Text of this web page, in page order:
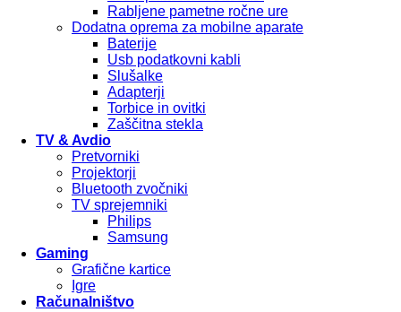
Rabljene pametne ročne ure
Dodatna oprema za mobilne aparate
Baterije
Usb podatkovni kabli
Slušalke
Adapterji
Torbice in ovitki
Zaščitna stekla
TV & Avdio
Pretvorniki
Projektorji
Bluetooth zvočniki
TV sprejemniki
Philips
Samsung
Gaming
Grafične kartice
Igre
Računalništvo